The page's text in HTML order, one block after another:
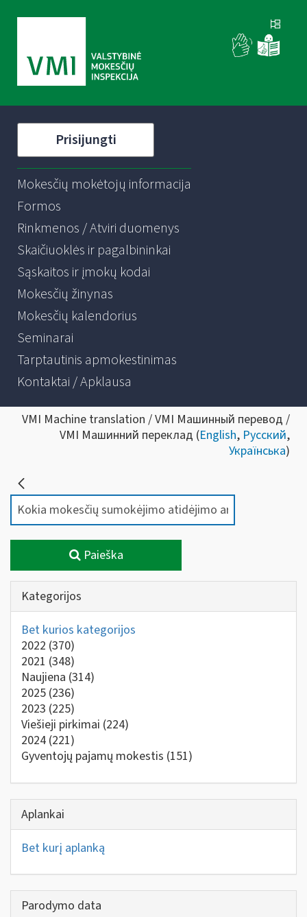
Prisijungti
Mokesčių mokėtojų informacija
Formos
Rinkmenos / Atviri duomenys
Skaičiuoklės ir pagalbininkai
Sąskaitos ir įmokų kodai
Mokesčių žinynas
Mokesčių kalendorius
Seminarai
Tarptautinis apmokestinimas
Kontaktai / Apklausa
VMI Machine translation / VMI Машинный перевод /
VMI Машинний переклад (English, Русский,
Українська)
Paieška
Kategorijos
Bet kurios kategorijos
2022 (370)
2021 (348)
Naujiena (314)
2025 (236)
2023 (225)
Viešieji pirkimai (224)
2024 (221)
Gyventojų pajamų mokestis (151)
Aplankai
Bet kurį aplanką
Parodymo data